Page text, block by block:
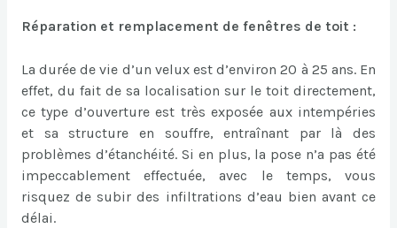
Réparation et remplacement de fenêtres de toit :
La durée de vie d’un velux est d’environ 20 à 25 ans. En
effet, du fait de sa localisation sur le toit directement,
ce type d’ouverture est très exposée aux intempéries
et sa structure en souffre, entraînant par là des
problèmes d’étanchéité. Si en plus, la pose n’a pas été
impeccablement effectuée, avec le temps, vous
risquez de subir des infiltrations d’eau bien avant ce
délai.